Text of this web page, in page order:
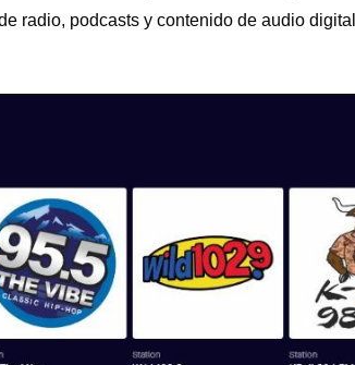
radio, podcasts y contenido de audio